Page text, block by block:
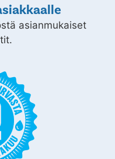
asianmukaiset